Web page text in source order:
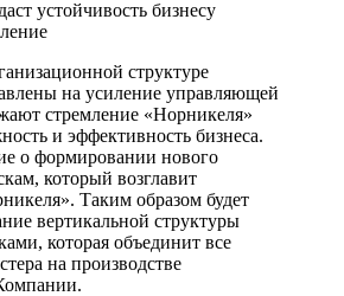
структуре
на усиление управляющей
стремление «Норникеля»
и эффективность бизнеса.
о формировании нового
который возглавит
Таким образом будет
вертикальной структуры
которая объединит все
на производстве